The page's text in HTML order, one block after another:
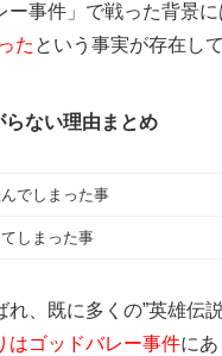
事件」で戦った背景に
た という事実が存在し
らない理由まとめ
んでしまった事
てしまった事
れ、既に多くの”英雄伝
はゴッドバレー事件にあ